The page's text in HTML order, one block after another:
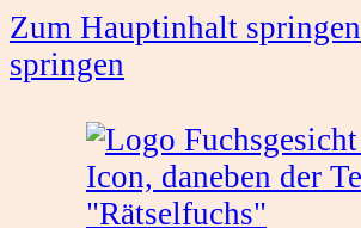
Zum Hauptinhalt springen
springen